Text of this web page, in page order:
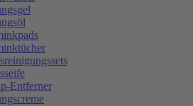
Entferner